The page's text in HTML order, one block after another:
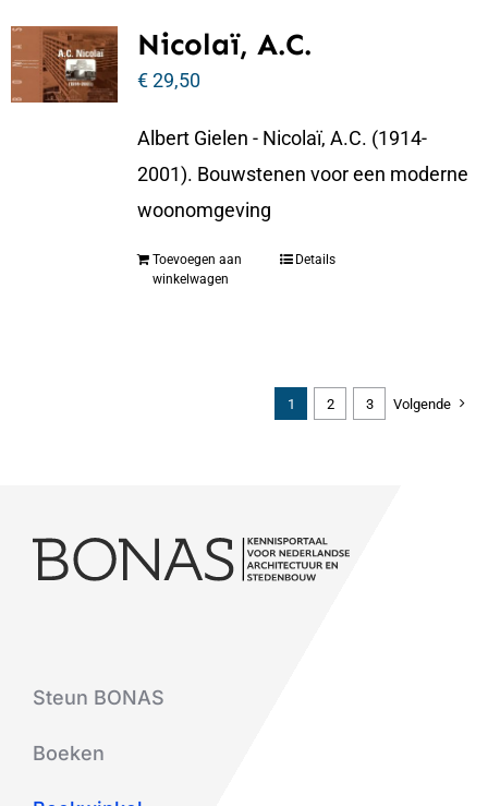
Nicolaï, A.C.
€29,50
Albert Gielen - Nicolaï, A.C. (1914-
2001). Bouwstenen voor een moderne
woonomgeving
Toevoegen aan
winkelwagen
Details
1 2 3 Volgende
Steun BONAS
Boeken